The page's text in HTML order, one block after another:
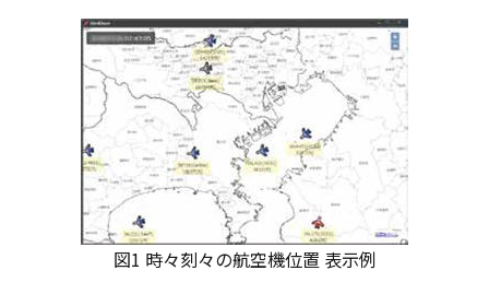
図1 時々刻々の航空機位置 表示例